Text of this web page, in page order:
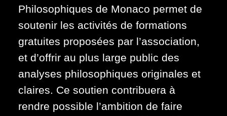
Philosophiques de Monaco permet de
soutenir les activités de formations
gratuites proposées par l’association,
et d’offrir au plus large public des
analyses philosophiques originales et
claires. Ce soutien contribuera à
rendre possible l’ambition de faire